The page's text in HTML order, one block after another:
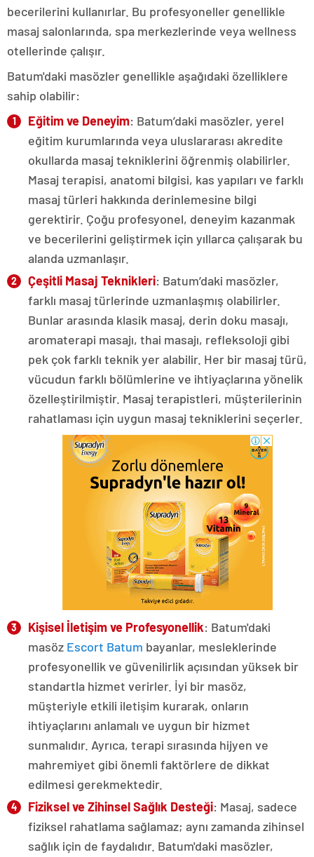
becerilerini kullanırlar. Bu profesyoneller genellikle
masaj salonlarında, spa merkezlerinde veya wellness
otellerinde çalışır.
Batum'daki masözler genellikle aşağıdaki özelliklere
sahip olabilir:
Eğitim ve Deneyim: Batum’daki masözler, yerel
eğitim kurumlarında veya uluslararası akredite
okullarda masaj tekniklerini öğrenmiş olabilirler.
Masaj terapisi, anatomi bilgisi, kas yapıları ve farklı
masaj türleri hakkında derinlemesine bilgi
gerektirir. Çoğu profesyonel, deneyim kazanmak
ve becerilerini geliştirmek için yıllarca çalışarak bu
alanda uzmanlaşır.
Çeşitli Masaj Teknikleri: Batum’daki masözler,
farklı masaj türlerinde uzmanlaşmış olabilirler.
Bunlar arasında klasik masaj, derin doku masajı,
aromaterapi masajı, thai masajı, refleksoloji gibi
pek çok farklı teknik yer alabilir. Her bir masaj türü,
vücudun farklı bölümlerine ve ihtiyaçlarına yönelik
özelleştirilmiştir. Masaj terapistleri, müşterilerinin
rahatlaması için uygun masaj tekniklerini seçerler.
Kişisel İletişim ve Profesyonellik: Batum'daki
masöz Escort Batum bayanlar, mesleklerinde
profesyonellik ve güvenilirlik açısından yüksek bir
standartla hizmet verirler. İyi bir masöz,
müşteriyle etkili iletişim kurarak, onların
ihtiyaçlarını anlamalı ve uygun bir hizmet
sunmalıdır. Ayrıca, terapi sırasında hijyen ve
mahremiyet gibi önemli faktörlere de dikkat
edilmesi gerekmektedir.
Fiziksel ve Zihinsel Sağlık Desteği: Masaj, sadece
fiziksel rahatlama sağlamaz; aynı zamanda zihinsel
sağlık için de faydalıdır. Batum'daki masözler,